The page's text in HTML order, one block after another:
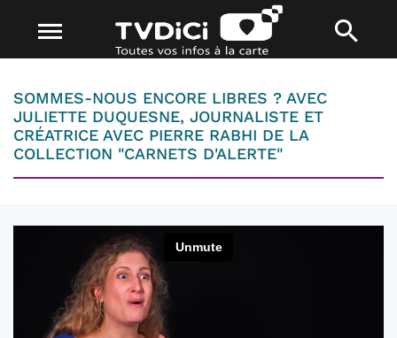
SOMMES-NOUS ENCORE LIBRES ? AVEC
JULIETTE DUQUESNE, JOURNALISTE ET
CRÉATRICE AVEC PIERRE RABHI DE LA
COLLECTION "CARNETS D'ALERTE"